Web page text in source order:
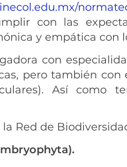
con las
y empática con
con
pero también
Así
Red de